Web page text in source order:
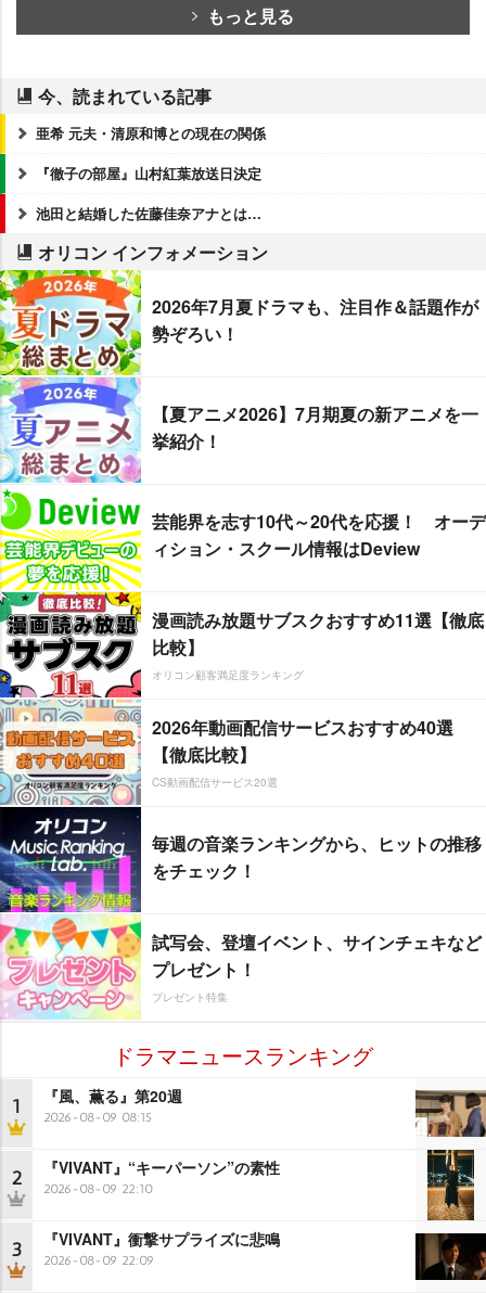
もっと見る
今、読まれている記事
亜希 元夫・清原和博との現在の関係
『徹子の部屋』山村紅葉放送日決定
池田と結婚した佐藤佳奈アナとは…
オリコン インフォメーション
2026年7月夏ドラマも、注目作＆話題作が
勢ぞろい！
【夏アニメ2026】7月期夏の新アニメを一
挙紹介！
芸能界を志す10代～20代を応援！ オーデ
ィション・スクール情報はDeview
漫画読み放題サブスクおすすめ11選【徹底
比較】
オリコン顧客満足度ランキング
2026年動画配信サービスおすすめ40選
【徹底比較】
CS動画配信サービス20選
毎週の音楽ランキングから、ヒットの推移
をチェック！
試写会、登壇イベント、サインチェキなど
プレゼント！
プレゼント特集
ドラマニュースランキング
1 『風、薫る』第20週
2026-08-09 08:15
2 『VIVANT』“キーパーソン”の素性
2026-08-09 22:10
3 『VIVANT』衝撃サプライズに悲鳴
2026-08-09 22:09